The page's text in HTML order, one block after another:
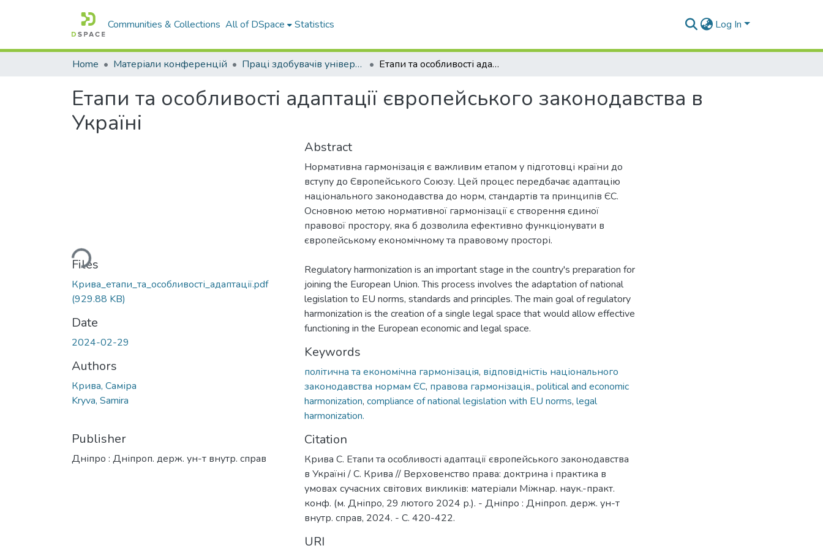
Communities & Collections All of DSpace Statistics Log In
Home Матеріали конференцій Праці здобувачів університету Етапи та особливості адаптації європейського законодавства в Україні
Етапи та особливості адаптації європейського законодавства в
Україні
Loading...
Files
Крива_етапи_та_особливості_адаптації.pdf
(929.88 KB)
Date
2024-02-29
Authors
Крива, Саміра
Kryva, Samira
Publisher
Дніпро : Дніпроп. держ. ун-т внутр. справ
Abstract
Нормативна гармонізація є важливим етапом у підготовці країни до
вступу до Європейського Союзу. Цей процес передбачає адаптацію
національного законодавства до норм, стандартів та принципів ЄС.
Основною метою нормативної гармонізації є створення єдиної
правової простору, яка б дозволила ефективно функціонувати в
європейському економічному та правовому просторі.
Regulatory harmonization is an important stage in the country's preparation for
joining the European Union. This process involves the adaptation of national
legislation to EU norms, standards and principles. The main goal of regulatory
harmonization is the creation of a single legal space that would allow effective
functioning in the European economic and legal space.
Keywords
політична та економічна гармонізація, відповідністіь національного
законодавства нормам ЄС, правова гармонізація., political and economic
harmonization, compliance of national legislation with EU norms, legal
harmonization.
Citation
Крива С. Етапи та особливості адаптації європейського законодавства
в Україні / С. Крива // Верховенство права: доктрина і практика в
умовах сучасних світових викликів: матеріали Міжнар. наук.-практ.
конф. (м. Дніпро, 29 лютого 2024 р.). - Дніпро : Дніпроп. держ. ун-т
внутр. справ, 2024. - С. 420-422.
URI